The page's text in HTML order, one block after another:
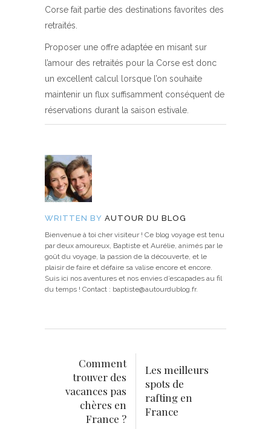
Corse fait partie des destinations favorites des
retraités.
Proposer une offre adaptée en misant sur
l’amour des retraités pour la Corse est donc
un excellent calcul lorsque l’on souhaite
maintenir un flux suffisamment conséquent de
réservations durant la saison estivale.
WRITTEN BY AUTOUR DU BLOG
Bienvenue à toi cher visiteur ! Ce blog voyage est tenu
par deux amoureux, Baptiste et Aurélie, animés par le
goût du voyage, la passion de la découverte, et le
plaisir de faire et défaire sa valise encore et encore.
Suis ici nos aventures et nos envies d’escapades au fil
du temps ! Contact : baptiste@autourdublog.fr.
Comment
trouver des
vacances pas
chères en
France ?
Les meilleurs
spots de
rafting en
France